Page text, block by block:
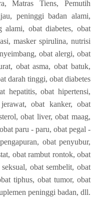
Matras Tiens, Pemutih
peninggi badan alami,
alami, obat diabetes, obat
masker spirulina, nutrisi
obat alergi, obat
obat asma, obat batuk,
darah tinggi, obat diabetes
hepatitis, obat hipertensi,
obat kanker, obat
obat liver, obat maag,
paru - paru, obat pegal -
obat penyubur,
obat rambut rontok, obat
obat sembelit, obat
tiphus, obat tumor, obat
peninggi badan, dll.